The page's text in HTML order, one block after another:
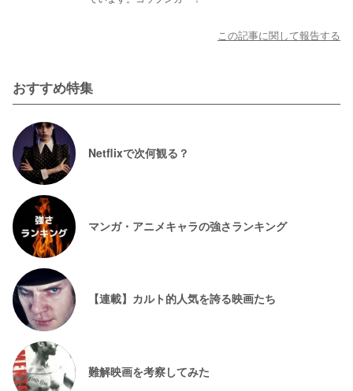
この記事に関して報告する
おすすめ特集
Netflixで次何観る？
マンガ・アニメキャラの強さランキング
【連載】カルト的人気を誇る映画たち
難解映画を考察してみた